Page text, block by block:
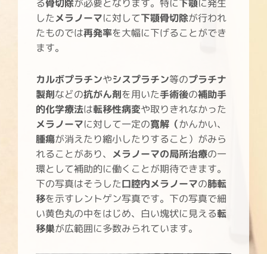
る骨切除が必要となります。特に下顎に発生
したメラノーマに対して下顎骨切除が行われ
たものでは再発率を大幅に下げることができ
ます。
カルボプラチンやシスプラチン等のプラチナ
製剤などの抗がん剤を用いた手術後の補助手
的化学療法は転移性病変や取りきれなかった
メラノーマに対して一定の寛解（かんかい、
腫瘍が消えたり縮小したりすること）がみら
れることがあり、 メラノーマの局所治療の一
環として補助的に働くことが期待できます。
下の写真はそうした口腔内メラノーマの肺転
移を示すレントゲン写真です。下の写真で細
い黄色丸の中をはじめ、白い塊状に見える転
移巣が広範囲に多数みられています。